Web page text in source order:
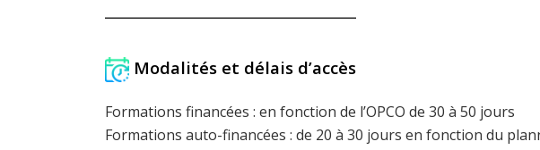
Modalités et délais d’accès
Formations financées : en fonction de l’OPCO de 30 à 50 jours
Formations auto-financées : de 20 à 30 jours en fonction du